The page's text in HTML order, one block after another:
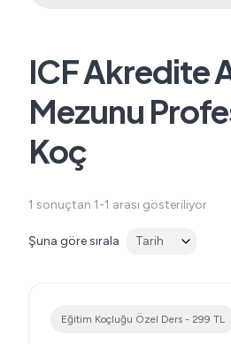
ICF Akredite
Mezunu
Koç
1 sonuçtan 1-1 arası gösteriliyor
Şuna göre sırala Tarih
Eğitim Koçluğu Özel Ders - 299 TL